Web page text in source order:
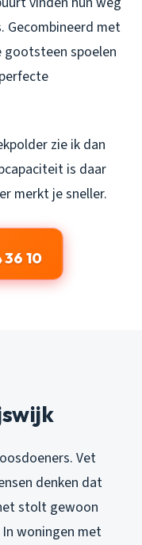
Gecombineerd met
spoelen
zie ik dan
is daar
merkt je sneller.
10
Vet
denken dat
stolt gewoon
woningen met